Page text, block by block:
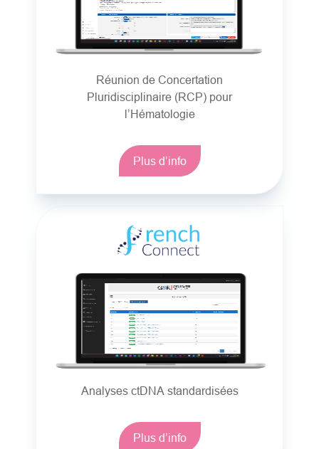
Réunion de Concertation
Pluridisciplinaire (RCP) pour
l’Hématologie
Plus d’info
Analyses ctDNA standardisées
Plus d’info